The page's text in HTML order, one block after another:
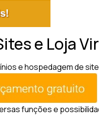
e Loja
e hospedagem de
funções e